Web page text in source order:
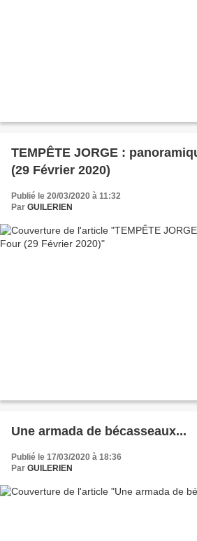
TEMPÊTE JORGE :
(29 Février 2020)
Publié le 20/03/2020 à 11:32
Par GUILERIEN
Une armada de bécasseaux...
Publié le 17/03/2020 à 18:36
Par GUILERIEN